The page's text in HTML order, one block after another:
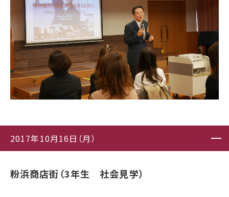
2017年10月16日（月）
粉浜商店街（3年生 社会見学）